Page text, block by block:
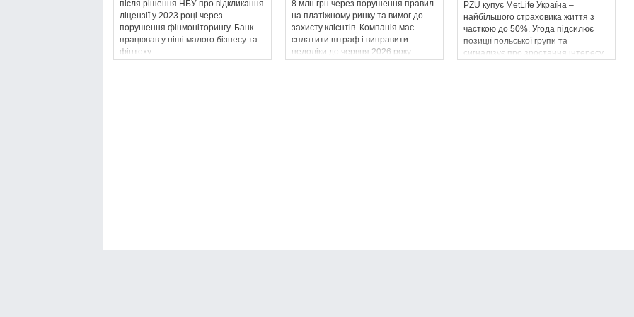
після рішення НБУ про відкликання
ліцензії у 2023 році через
порушення фінмоніторингу. Банк
працював у ніші малого бізнесу та
фінтеху.
8 млн грн через порушення правил
на платіжному ринку та вимог до
захисту клієнтів. Компанія має
сплатити штраф і виправити
недоліки до червня 2026 року.
PZU купує MetLife Україна –
найбільшого страховика життя з
часткою до 50%. Угода підсилює
позиції польської групи та
сигналізує про зростання інтересу